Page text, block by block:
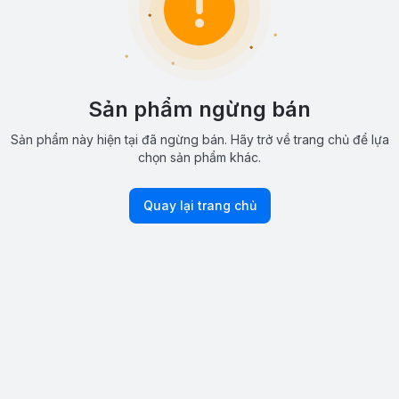
Sản phẩm ngừng bán
Sản phẩm này hiện tại đã ngừng bán. Hãy trở về trang chủ để lựa
chọn sản phẩm khác.
Quay lại trang chủ